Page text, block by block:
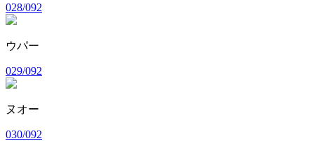
028/092
ウパー
029/092
ヌオー
030/092